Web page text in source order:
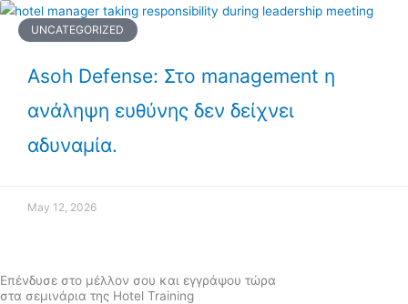
UNCATEGORIZED
Asoh Defense: Στο management η
ανάληψη ευθύνης δεν δείχνει
αδυναμία.
May 12, 2026
Επένδυσε στο μέλλον σου και εγγράψου τώρα
στα σεμινάρια της Hotel Training